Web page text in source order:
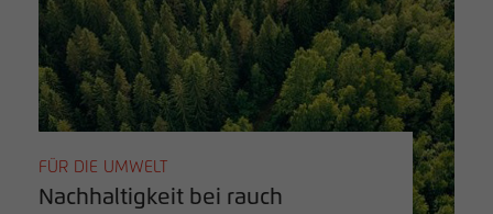
FÜR DIE UMWELT
Nachhaltigkeit bei rauch